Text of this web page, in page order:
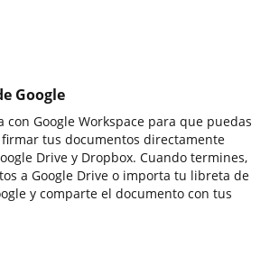
Google
con Google Workspace para que puedas
tus documentos directamente
Drive y Dropbox. Cuando termines,
a Google Drive o importa tu libreta de
y comparte el documento con tus